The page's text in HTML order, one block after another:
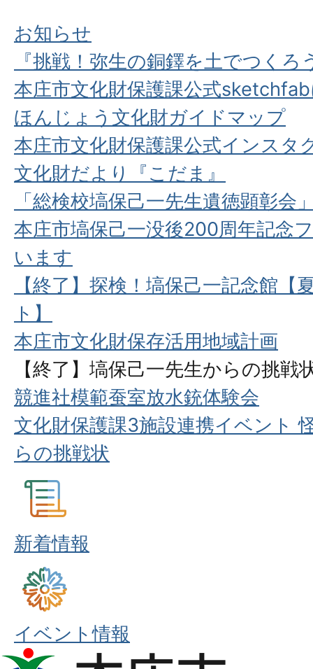
お知らせ
『挑戦！弥生の銅鐸を土でつくろ
本庄市文化財保護課公式
ほんじょう文化財ガイドマップ
本庄市文化財保護課公式インスタ
文化財だより『こだま』
「総検校塙保己一先生遺徳顕彰
本庄市塙保己一没後200周年記念
います
【終了】探検！塙保己一記念館
ト】
本庄市文化財保存活用地域計画
【終了】塙保己一先生からの挑戦
競進社模範蚕室放水銃体験会
文化財保護課3施設連携イベント
らの挑戦状
新着情報
イベント情報
本